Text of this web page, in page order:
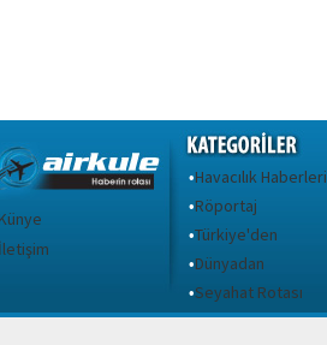
İletişim
•Havacılık Haberleri
•Röportaj
•Türkiye'den
•Dünyadan
•Seyahat Rotası